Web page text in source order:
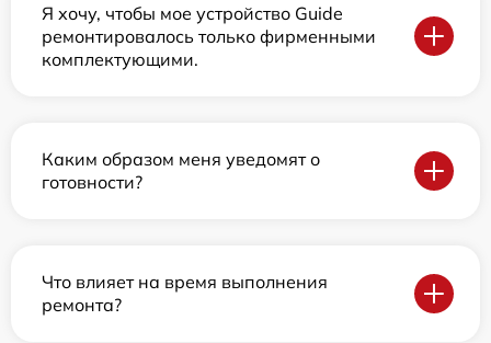
Я хочу, чтобы мое устройство Guide
ремонтировалось только фирменными
комплектующими.
Каким образом меня уведомят о
готовности?
Что влияет на время выполнения
ремонта?